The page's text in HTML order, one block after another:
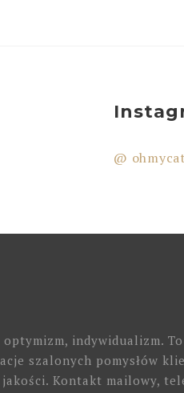
@
optymizm, indywidualizm.
szalonych pomysłów
Kontakt mailowy,